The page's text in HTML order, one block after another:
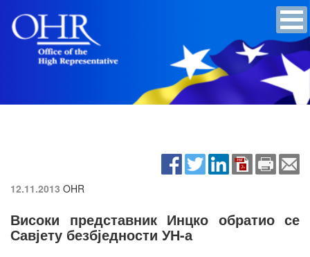
12.11.2013 OHR
Високи представник Инцко обратио се
Савјету безбједности УН-а